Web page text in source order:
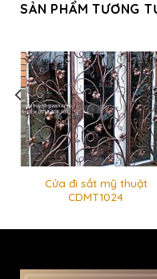
SẢN PHẨM TƯƠNG
Cửa đi sắt mỹ thuật
CDMT1024